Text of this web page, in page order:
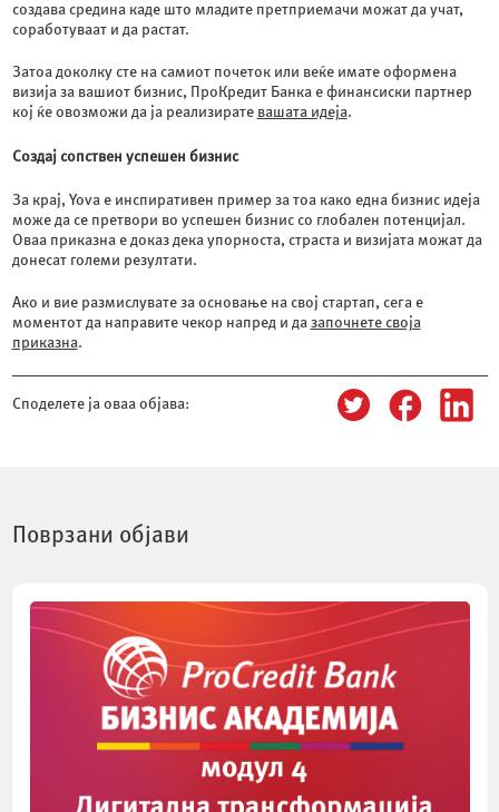
создава средина каде што младите претприемачи можат да учат,
соработуваат и да растат.
Затоа доколку сте на самиот почеток или веќе имате оформена
визија за вашиот бизнис, ПроКредит Банка е финансиски партнер
кој ќе овозможи да ја реализирате вашата идеја.
Создај сопствен успешен бизнис
За крај, Yova е инспиративен пример за тоа како една бизнис идеја
може да се претвори во успешен бизнис со глобален потенцијал.
Оваа приказна е доказ дека упорноста, страста и визијата можат да
донесат големи резултати.
Ако и вие размислувате за основање на свој стартап, сега е
моментот да направите чекор напред и да започнете своја
приказна.
Споделете ја оваа објава:
Поврзани објави